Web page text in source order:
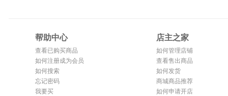
帮助中心
查看已购买商品
如何注册成为会员
如何搜索
忘记密码
我要买
店主之家
如何管理店铺
查看售出商品
如何发货
商城商品推荐
如何申请开店